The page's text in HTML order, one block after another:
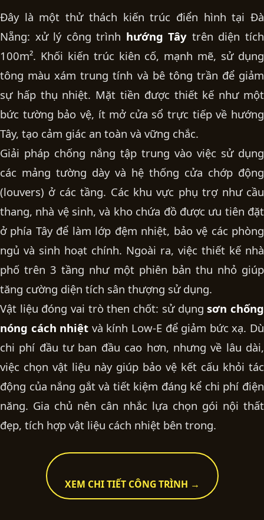
Đây là một thử thách kiến trúc điển hình tại Đà
Nẵng: xử lý công trình hướng Tây trên diện tích
100m². Khối kiến trúc kiên cố, mạnh mẽ, sử dụng
tông màu xám trung tính và bê tông trần để giảm
sự hấp thụ nhiệt. Mặt tiền được thiết kế như một
bức tường bảo vệ, ít mở cửa sổ trực tiếp về hướng
Tây, tạo cảm giác an toàn và vững chắc.
Giải pháp chống nắng tập trung vào việc sử dụng
các mảng tường dày và hệ thống cửa chớp động
(louvers) ở các tầng. Các khu vực phụ trợ như cầu
thang, nhà vệ sinh, và kho chứa đồ được ưu tiên đặt
ở phía Tây để làm lớp đệm nhiệt, bảo vệ các phòng
ngủ và sinh hoạt chính. Ngoài ra, việc thiết kế nhà
phố trên 3 tầng như một phiên bản thu nhỏ giúp
tăng cường diện tích sân thượng sử dụng.
Vật liệu đóng vai trò then chốt: sử dụngsơn chống
nóng cách nhiệt và kính Low-E để giảm bức xạ. Dù
chi phí đầu tư ban đầu cao hơn, nhưng về lâu dài,
việc chọn vật liệu này giúp bảo vệ kết cấu khỏi tác
động của nắng gắt và tiết kiệm đáng kể chi phí điện
năng. Gia chủ nên cân nhắc lựa chọn gói nội thất
đẹp, tích hợp vật liệu cách nhiệt bên trong.
XEM CHI TIẾT CÔNG TRÌNH →